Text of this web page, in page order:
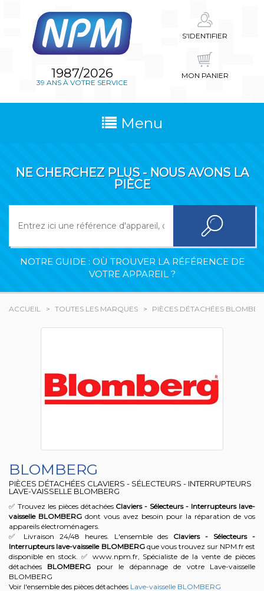
1987/2026
39 ANS À VOTRE SERVICE
S'IDENTIFIER
MON PANIER
Menu
NE CHERCHEZ PLUS - NOUS AVONS LA
PIÈCE
NOTRE GUIDE : OÙ TROUVER LA RÉFÉRENCE DE
VOTRE APPAREIL ?
ACCUEIL TOUTES LES MARQUES PIÈCES DÉTACHÉES
BLOMBERG
PIÈCES DÉTACHÉES CLAVIERS - SÉLECTEURS - INTERRUPTEURS
LAVE-VAISSELLE BLOMBERG
✅ Trouvez les pièces détachées Claviers - Sélecteurs - Interrupteurs lave-
vaisselle BLOMBERG dont vous avez besoin pour la réparation de vos
appareils électroménagers.
✅ Livraison 24/48 heures. L'ensemble des Claviers - Sélecteurs -
Interrupteurs lave-vaisselle BLOMBERGque vous trouvez sur NPM.fr est
disponible en stock. ✅ www.npm.fr, Spécialiste de la vente de pièces
détachées BLOMBERG pour le dépannage de votre Lave-vaisselle
BLOMBERG
Voir l'ensemble des pièces détachées Lave-vaisselle BLOMBERG